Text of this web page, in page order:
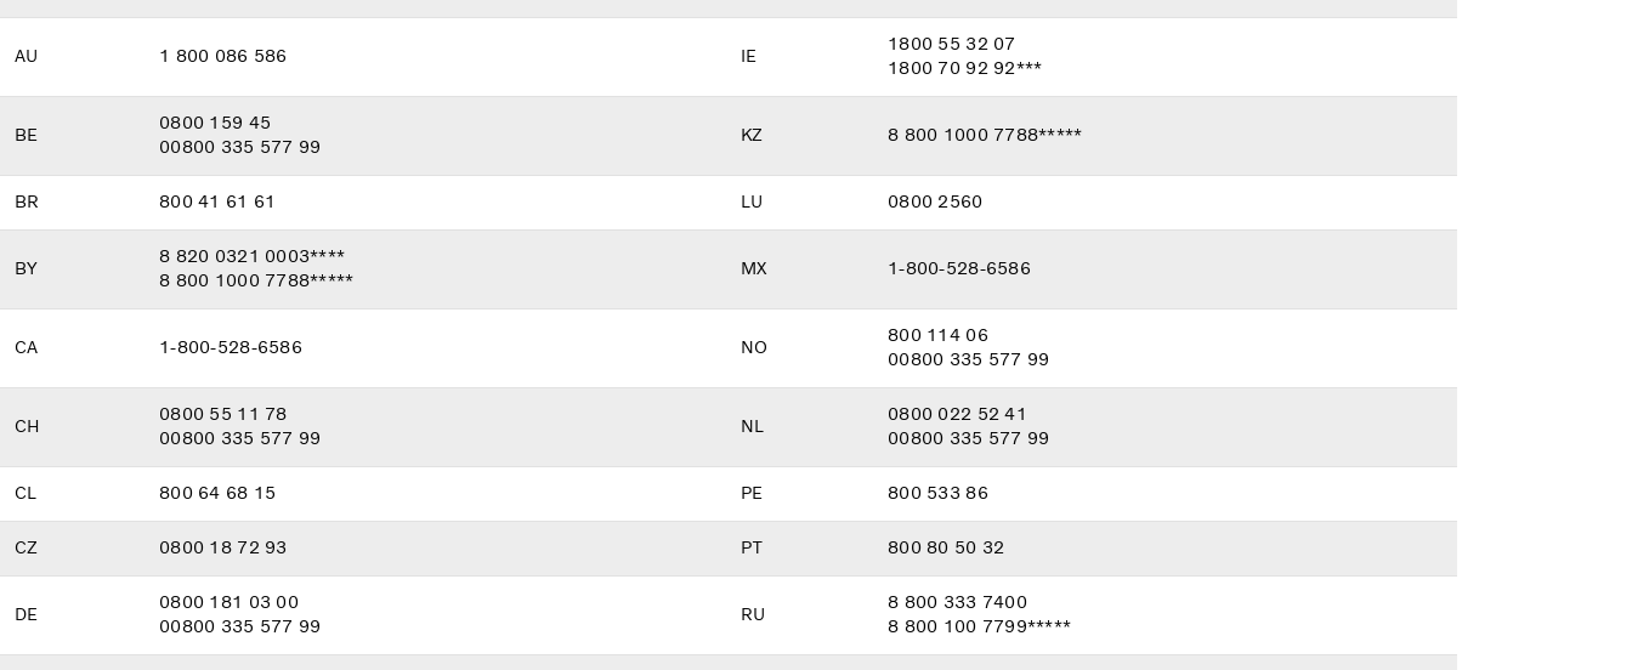
AU 1 800 086 586 IE
1800 55 32 07
1800 70 92 92***
BE
0800 159 45
00800 335 577 99
KZ 8 800 1000 7788*****
BR 800 41 61 61 LU 0800 2560
BY
8 820 0321 0003****
8 800 1000 7788*****
MX 1-800-528-6586
CA 1-800-528-6586 NO
800 114 06
00800 335 577 99
CH
0800 55 11 78
00800 335 577 99
NL
0800 022 52 41
00800 335 577 99
CL 800 64 68 15 PE 800 533 86
CZ 0800 18 72 93 PT 800 80 50 32
DE
0800 181 03 00
00800 335 577 99
RU
8 800 333 7400
8 800 100 7799*****